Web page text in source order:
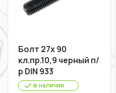
Болт 27х 90
кл.пр.10,9 черный п/
р DIN 933
в наличии